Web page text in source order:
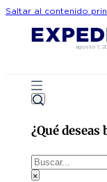
Saltar al contenido
agosto 7,
¿Qué deseas
Buscar
×